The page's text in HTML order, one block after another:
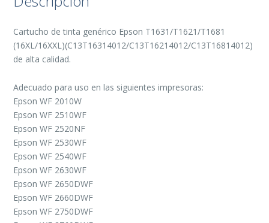
Cartucho de tinta genérico Epson T1631/T1621/T1681
(16XL/16XXL)(C13T16314012/C13T16214012/C13T16814012)
de alta calidad.
Adecuado para uso en las siguientes impresoras:
Epson WF 2010W
Epson WF 2510WF
Epson WF 2520NF
Epson WF 2530WF
Epson WF 2540WF
Epson WF 2630WF
Epson WF 2650DWF
Epson WF 2660DWF
Epson WF 2750DWF